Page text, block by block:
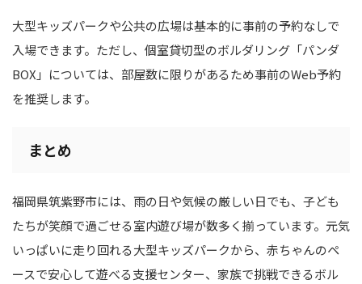
大型キッズパークや公共の広場は基本的に事前の予約なしで
入場できます。ただし、個室貸切型のボルダリング「パンダ
BOX」については、部屋数に限りがあるため事前のWeb予約
を推奨します。
まとめ
福岡県筑紫野市には、雨の日や気候の厳しい日でも、子ども
たちが笑顔で過ごせる室内遊び場が数多く揃っています。元気
いっぱいに走り回れる大型キッズパークから、赤ちゃんのペ
ースで安心して遊べる支援センター、家族で挑戦できるボル